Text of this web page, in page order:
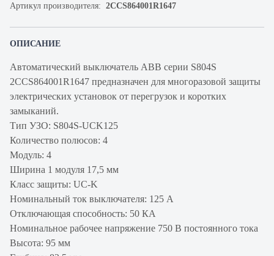
Артикул производителя: 2CCS864001R1647
ОПИСАНИЕ
Автоматический выключатель ABB серии S804S
2CCS864001R1647 предназначен для многоразовой защиты
электрических установок от перегрузок и коротких
замыканий.
Тип УЗО: S804S-UCK125
Количество полюсов: 4
Модуль: 4
Ширина 1 модуля 17,5 мм
Класс защиты: UC-K
Номинальный ток выключателя: 125 А
Отключающая способность: 50 КА
Номинальное рабочее напряжение 750 В постоянного тока
Высота: 95 мм